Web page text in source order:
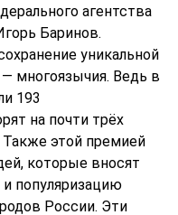
агентства
Баринов.
уникальной
многоязычия. Ведь в
193
на почти трёх
Также этой премией
которые вносят
популяризацию
России. Эти